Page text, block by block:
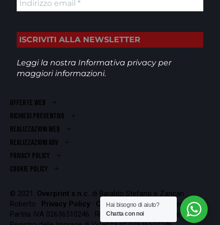
Leggi la nostra Informativa privacyper
maggiori informazioni.
OFFERTE WEB
RICHIEDI PREVENTIVO
REALIZZAZIONI WEB
Realizzazioni ADV
PRIVACY POLICY
COOKIE POLICY
© 2021. Overprint s.n.c. di Baraldo Stefano e Zancan
Roberto · Privacy Policy · Cookie Policy Codice Fiscale e
Partita IVA 02636510246 · REA VI-262407 · Iscrizione al
Hai bisogno di aiuto?
Chatta con noi